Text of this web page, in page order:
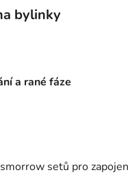
bylinky
a rané fáze
setů pro